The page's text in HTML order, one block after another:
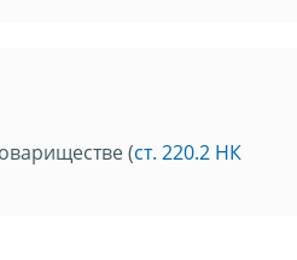
(ст. 220.2 НК